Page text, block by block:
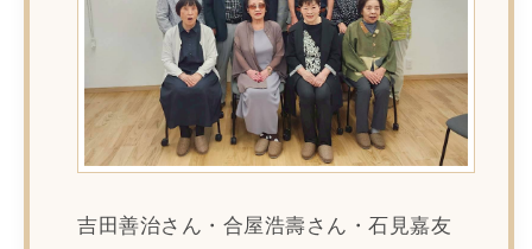
吉田善治さん・合屋浩壽さん・石見嘉友